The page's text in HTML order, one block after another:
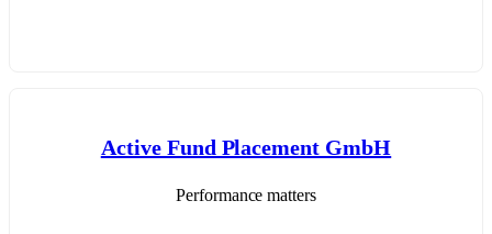
Active Fund Placement GmbH
Performance matters